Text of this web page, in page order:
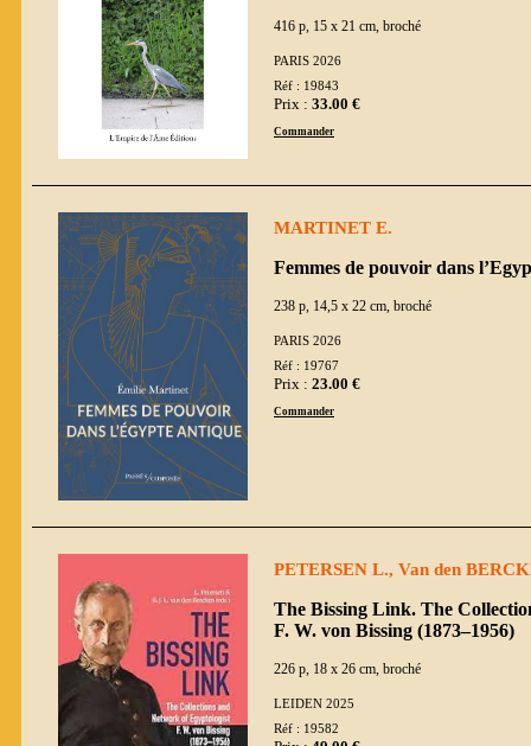
416 p, 15 x 21 cm, broché
PARIS 2026
Réf : 19843
Prix : 33.00 €
Commander
MARTINET E.
Femmes de pouvoir dans
238 p, 14,5 x 22 cm, broché
PARIS 2026
Réf : 19767
Prix : 23.00 €
Commander
PETERSEN L., Van den
The Bissing Link. The
F. W. von Bissing (1873–1956)
226 p, 18 x 26 cm, broché
LEIDEN 2025
Réf : 19582